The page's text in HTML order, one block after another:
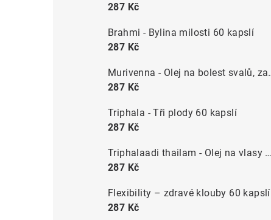
287 Kč
Brahmi - Bylina milosti 60 kapslí
287 Kč
Murivenna - Olej
287 Kč
Triphala - Tři plody 60 kapslí
287 Kč
Triphalaadi thailam - Olej na vlasy 200ml
287 Kč
Flexibility – zdravé klouby 60 kapslí
287 Kč